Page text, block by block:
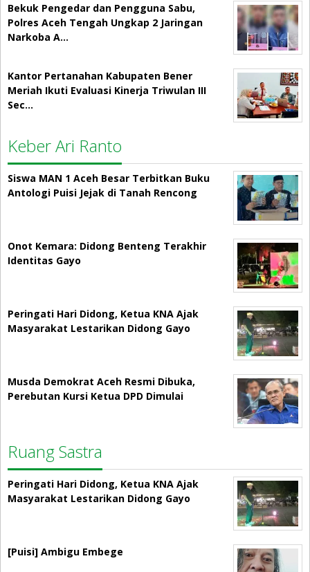
Bekuk Pengedar dan Pengguna Sabu,
Polres Aceh Tengah Ungkap 2 Jaringan
Narkoba A…
Kantor Pertanahan Kabupaten Bener
Meriah Ikuti Evaluasi Kinerja Triwulan III
Sec…
Keber Ari Ranto
Siswa MAN 1 Aceh Besar Terbitkan Buku
Antologi Puisi Jejak di Tanah Rencong
Onot Kemara: Didong Benteng Terakhir
Identitas Gayo
Peringati Hari Didong, Ketua KNA Ajak
Masyarakat Lestarikan Didong Gayo
Musda Demokrat Aceh Resmi Dibuka,
Perebutan Kursi Ketua DPD Dimulai
Ruang Sastra
Peringati Hari Didong, Ketua KNA Ajak
Masyarakat Lestarikan Didong Gayo
[Puisi] Ambigu Embege